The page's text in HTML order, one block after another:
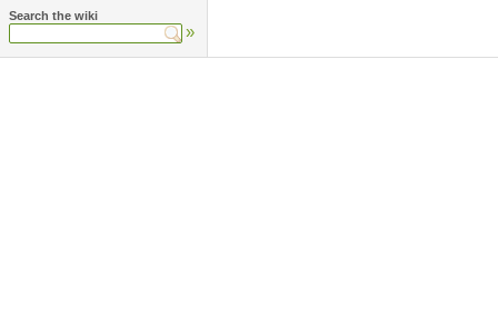
Search the wiki
»